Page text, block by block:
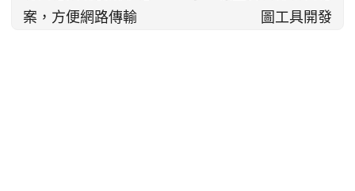
案，方便網路傳輸
圖工具開發